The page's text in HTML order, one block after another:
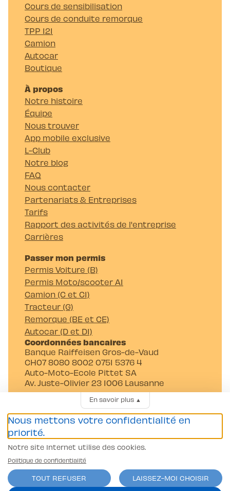
Cours de sensibilisation
Cours de conduite remorque
TPP 121
Camion
Autocar
Boutique
À propos
Notre histoire
Équipe
Nous trouver
App mobile exclusive
L-Club
Notre blog
FAQ
Nous contacter
Partenariats & Entreprises
Tarifs
Rapport des activités de l'entreprise
Carrières
Passer mon permis
Permis Voiture (B)
Permis Moto/scooter A1
Camion (C et C1)
Tracteur (G)
Remorque (BE et CE)
Autocar (D et D1)
Coordonnées bancaires
Banque Raiffeisen Gros-de-Vaud
CH07 8080 8002 0751 5376 4
Auto-Moto-Ecole Pittet SA
Av. Juste-Olivier 23 1006 Lausanne
Conditions générales
Politique de confidentialité
contact@l-pittet.ch
En savoir plus▲
Nous mettons votre confidentialité en
priorité.
Notre site Internet utilise des cookies.
Politique de confidentialité
TOUT REFUSER LAISSEZ-MOI CHOISIR